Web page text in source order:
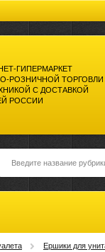
ГИПЕРМАРКЕТ
РОЗНИЧНОЙ ТОРГОВЛИ
С ДОСТАВКОЙ
РОССИИ
Ершики для